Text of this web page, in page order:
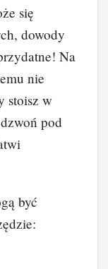
się
dowody
Na
nie
stoisz w
pod
być